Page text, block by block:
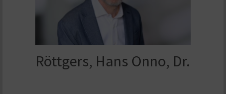
Röttgers, Hans Onno, Dr.